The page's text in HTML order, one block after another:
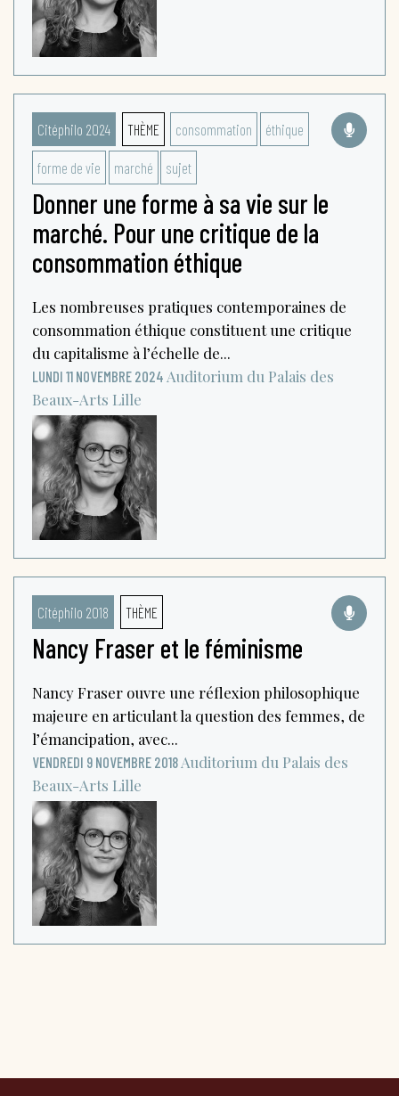
Citéphilo 2024 THÈME consommation éthique
forme de vie marché sujet
Donner une forme à sa vie sur le
marché. Pour une critique de la
consommation éthique
Les nombreuses pratiques contemporaines de
consommation éthique constituent une critique
du capitalisme à l’échelle de...
LUNDI 11 NOVEMBRE 2024 Auditorium du Palais des
Beaux-Arts Lille
Citéphilo 2018 THÈME
Nancy Fraser et le féminisme
Nancy Fraser ouvre une réflexion philosophique
majeure en articulant la question des femmes, de
l’émancipation, avec...
VENDREDI 9 NOVEMBRE 2018 Auditorium du Palais des
Beaux-Arts Lille